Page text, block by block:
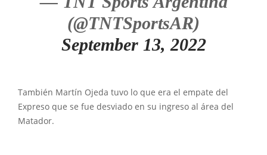
(@TNTSportsAR)
September 13, 2022
También Martín Ojeda tuvo lo que era el empate del
Expreso que se fue desviado en su ingreso al área del
Matador.